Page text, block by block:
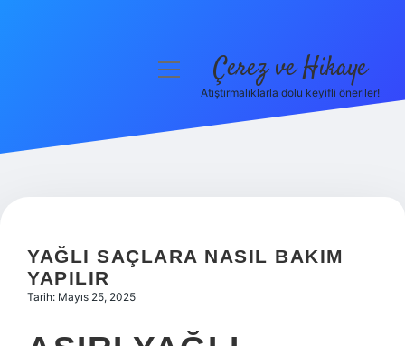
Hakkımızda
menüyü Çerez ve Hikaye
Atıştırmalıklarla dolu keyifli öneriler!
YAĞLI SAÇLARA NASIL BAKIM
YAPILIR
Tarih: Mayıs 25, 2025